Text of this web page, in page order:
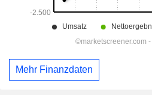
Mehr Finanzdaten